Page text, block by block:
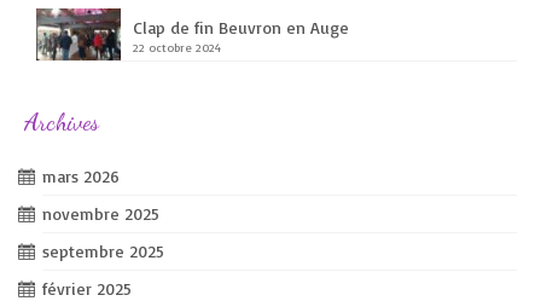
Clap de fin Beuvron en Auge
22 octobre 2024
Archives
mars 2026
novembre 2025
septembre 2025
février 2025